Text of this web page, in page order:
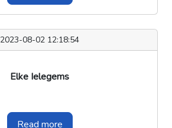
2023-08-02 12:18:54
Elke Ielegems
Read more